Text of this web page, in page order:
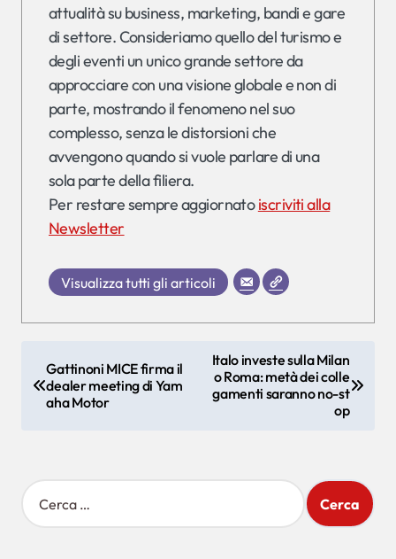
attualità su business, marketing, bandi e gare
di settore. Consideriamo quello del turismo e
degli eventi un unico grande settore da
approcciare con una visione globale e non di
parte, mostrando il fenomeno nel suo
complesso, senza le distorsioni che
avvengono quando si vuole parlare di una
sola parte della filiera.
Per restare sempre aggiornatoiscriviti alla
Newsletter
Visualizza tutti gli articoli
a
z
Gattinoni MICE firma il
dealer meeting di Yam
aha Motor
Italo investe sulla Milan
o Roma: metà dei colle
gamenti saranno no-st
op
R
i